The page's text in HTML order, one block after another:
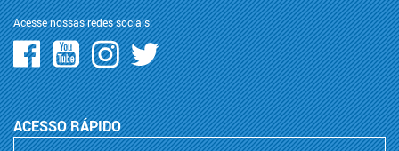
Acesse nossas redes sociais:
ACESSO RÁPIDO